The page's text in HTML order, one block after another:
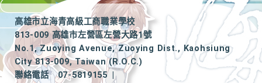
高雄市立海青高級工商職業學校
813-009 高雄市左營區左營大路1號
No.1, Zuoying Avenue, Zuoying Dist., Kaohsiung
City 813-009, Taiwan (R.O.C.)
聯絡電話
07-5819155
|